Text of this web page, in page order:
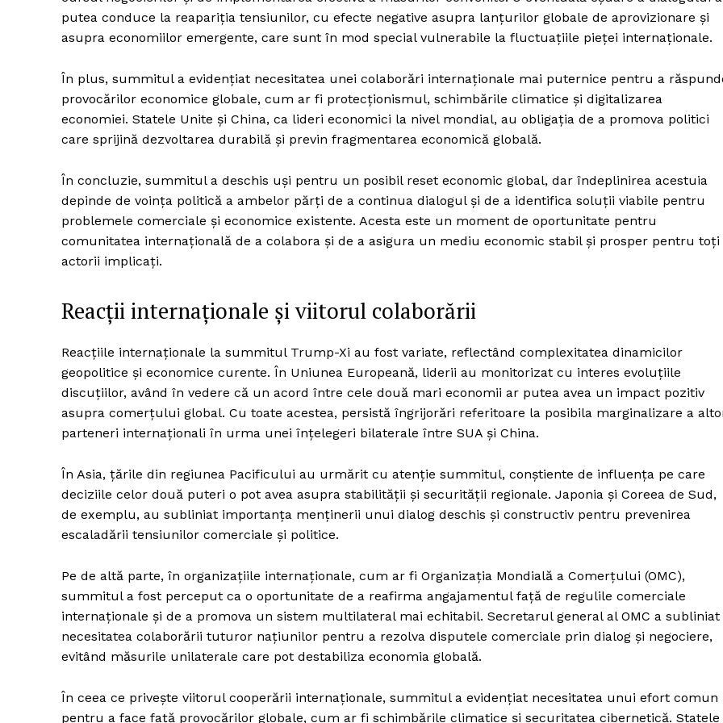
putea conduce la reapariția tensiunilor, cu efecte negative asupra lanțurilor globale de aprovizionare și
asupra economiilor emergente, care sunt în mod special vulnerabile la fluctuațiile pieței internaționale.
În plus, summitul a evidențiat necesitatea unei colaborări internaționale mai puternice pentru a
provocărilor economice globale, cum ar fi protecționismul, schimbările climatice și digitalizarea
economiei. Statele Unite și China, ca lideri economici la nivel mondial, au obligația de a promova politici
care sprijină dezvoltarea durabilă și previn fragmentarea economică globală.
În concluzie, summitul a deschis uși pentru un posibil reset economic global, dar îndeplinirea acestuia
depinde de voința politică a ambelor părți de a continua dialogul și de a identifica soluții viabile pentru
problemele comerciale și economice existente. Acesta este un moment de oportunitate pentru
comunitatea internațională de a colabora și de a asigura un mediu economic stabil și prosper pentru toți
actorii implicați.
Reacții internaționale și viitorul colaborării
Reacțiile internaționale la summitul Trump-Xi au fost variate, reflectând complexitatea dinamicilor
geopolitice și economice curente. În Uniunea Europeană, liderii au monitorizat cu interes evoluțiile
discuțiilor, având în vedere că un acord între cele două mari economii ar putea avea un impact pozitiv
asupra comerțului global. Cu toate acestea, persistă îngrijorări referitoare la posibila marginalizare a
parteneri internaționali în urma unei înțelegeri bilaterale între SUA și China.
În Asia, țările din regiunea Pacificului au urmărit cu atenție summitul, conștiente de influența pe care
deciziile celor două puteri o pot avea asupra stabilității și securității regionale. Japonia și Coreea de Sud,
de exemplu, au subliniat importanța menținerii unui dialog deschis și constructiv pentru prevenirea
escaladării tensiunilor comerciale și politice.
Pe de altă parte, în organizațiile internaționale, cum ar fi Organizația Mondială a Comerțului (OMC),
summitul a fost perceput ca o oportunitate de a reafirma angajamentul față de regulile comerciale
internaționale și de a promova un sistem multilateral mai echitabil. Secretarul general al OMC a subliniat
necesitatea colaborării tuturor națiunilor pentru a rezolva disputele comerciale prin dialog și negociere,
evitând măsurile unilaterale care pot destabiliza economia globală.
În ceea ce privește viitorul cooperării internaționale, summitul a evidențiat necesitatea unui efort comun
pentru a face față provocărilor globale, cum ar fi schimbările climatice și securitatea cibernetică. Statele